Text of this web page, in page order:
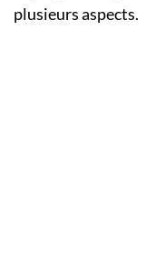
plusieurs aspects.